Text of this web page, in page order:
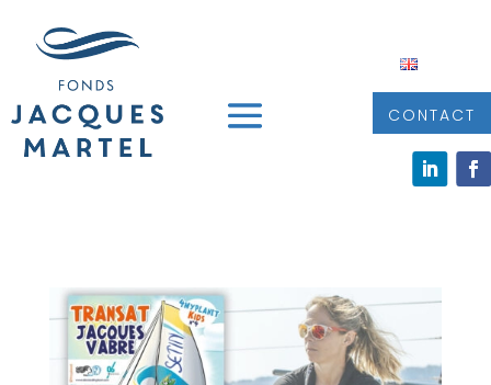
CONTACT